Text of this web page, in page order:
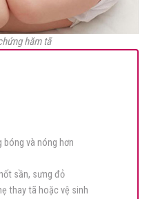
hăm tã
bóng và nóng hơn
sần, sưng đỏ
thay tã hoặc vệ sinh